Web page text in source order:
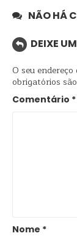
NÃO HÁ
DEIXE
O seu
obrigatórios
Comentário *
Nome *